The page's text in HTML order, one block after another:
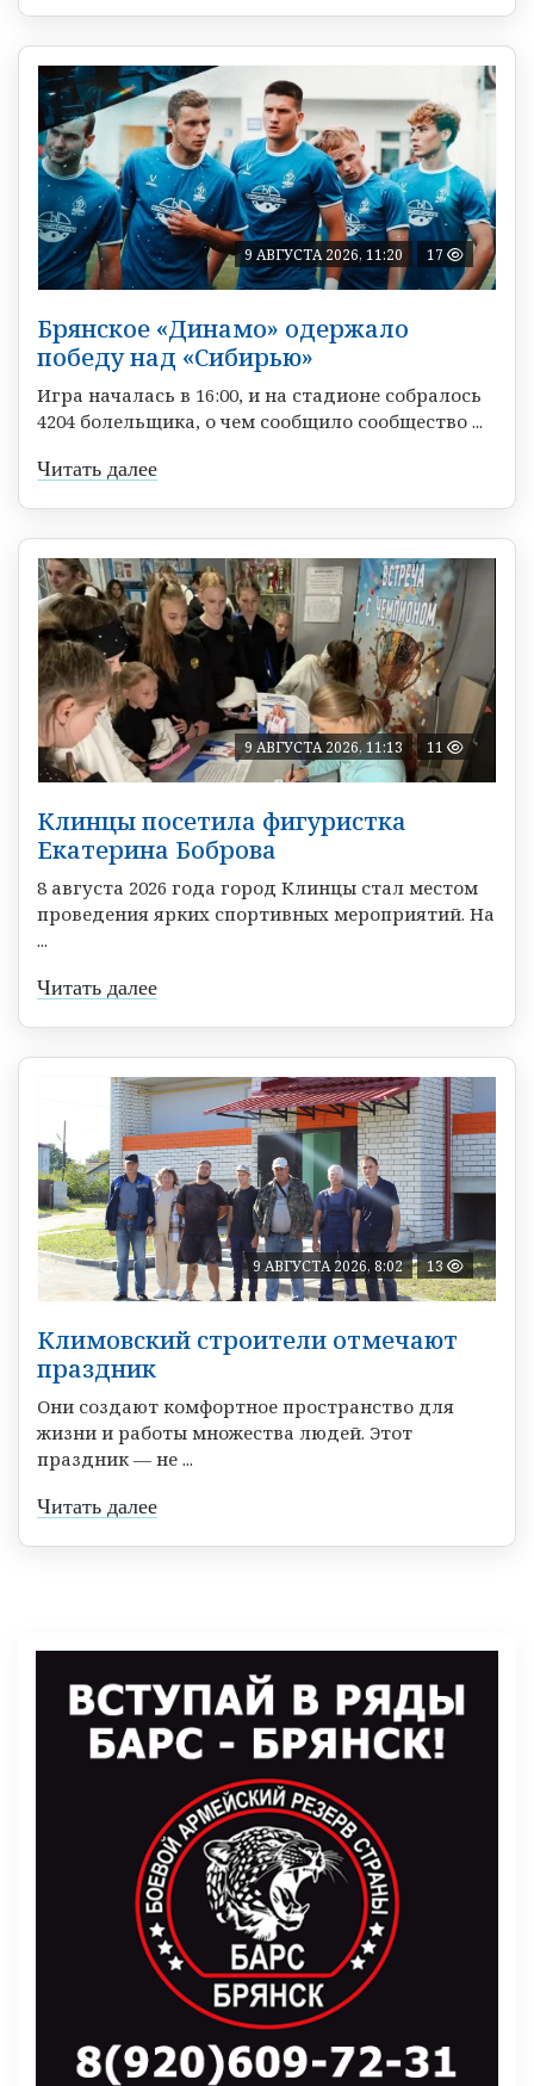
9 АВГУСТА 2026, 11:20 17
Брянское «Динамо» одержало
победу над «Сибирью»
Игра началась в 16:00, и на стадионе собралось
4204 болельщика, о чем сообщило сообщество ...
Читать далее
9 АВГУСТА 2026, 11:13 11
Клинцы посетила фигуристка
Екатерина Боброва
8 августа 2026 года город Клинцы стал местом
проведения ярких спортивных мероприятий. На
...
Читать далее
9 АВГУСТА 2026, 8:02 13
Климовский строители отмечают
праздник
Они создают комфортное пространство для
жизни и работы множества людей. Этот
праздник — не ...
Читать далее